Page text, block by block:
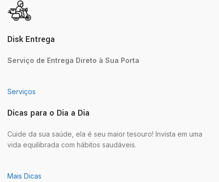
Disk Entrega
Serviço de Entrega Direto à Sua Porta
Serviços
Dicas para o Dia a Dia
Cuide da sua saúde, ela é seu maior tesouro! Invista em uma
vida equilibrada com hábitos saudáveis.
Mais Dicas